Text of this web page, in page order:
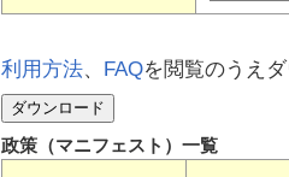
利用方法、 FAQを閲覧のうえ
政策（マニフェスト）一覧